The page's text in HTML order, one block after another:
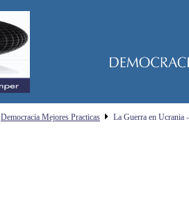
Democracia Mejores Practicas La Guerra en Ucrania